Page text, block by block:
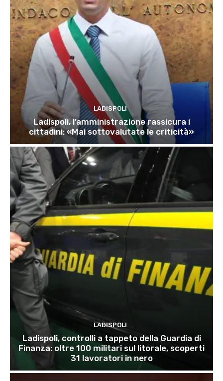
LADISPOLI
Ladispoli, l’amministrazione rassicura i
cittadini: «Mai sottovalutate le criticità»
LADISPOLI
Ladispoli, controlli a tappeto della Guardia di
Finanza: oltre 100 militari sul litorale, scoperti
31 lavoratori in nero